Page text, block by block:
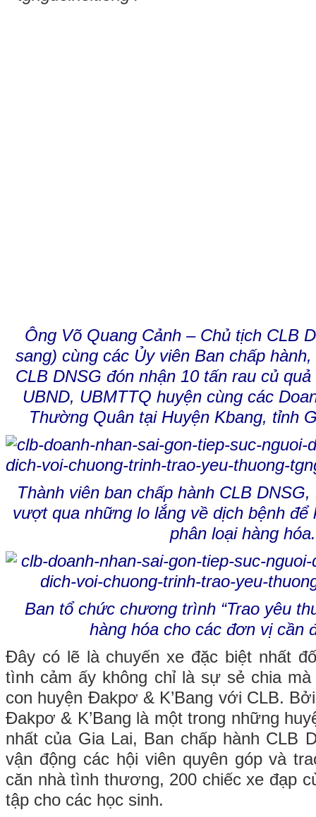
Ông Võ Quang Cảnh – Chủ tịch CLB
sang) cùng các Ủy viên Ban chấp
CLB DNSG đón nhận 10 tấn rau củ
UBND, UBMTTQ huyện cùng các
Thường Quân tại Huyện Kbang,
Thành viên ban chấp hành CLB
vượt qua những lo lắng về dịch bệnh
phân loại hàng hóa.
Ban tổ chức chương trình “Trao yêu
hàng hóa cho các đơn vị cần
Đây có lẽ là chuyến xe đặc biệt nhất
tình cảm ấy không chỉ là sự sẻ chia
con huyện Đakpơ & K’Bang với CLB.
Đakpơ & K’Bang là một trong những
nhất của Gia Lai, Ban chấp hành CLB
vận động các hội viên quyên góp và
căn nhà tình thương, 200 chiếc xe đạp
tập cho các học sinh.